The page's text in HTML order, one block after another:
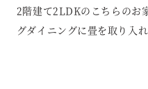
2階建て2LDKのこちらのお
グダイニングに畳を取り入